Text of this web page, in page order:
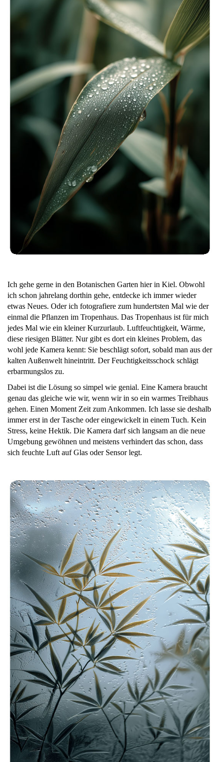
Ich gehe gerne in den Botanischen Garten hier in Kiel. Obwohl
ich schon jahrelang dorthin gehe, entdecke ich immer wieder
etwas Neues. Oder ich fotografiere zum hundertsten Mal wie der
einmal die Pflanzen im Tropenhaus. Das Tropenhaus ist für mich
jedes Mal wie ein kleiner Kurzurlaub. Luftfeuchtigkeit, Wärme,
diese riesigen Blätter. Nur gibt es dort ein kleines Problem, das
wohl jede Kamera kennt: Sie beschlägt sofort, sobald man aus der
kalten Außenwelt hineintritt. Der Feuchtigkeitsschock schlägt
erbarmungslos zu.
Dabei ist die Lösung so simpel wie genial. Eine Kamera braucht
genau das gleiche wie wir, wenn wir in so ein warmes Treibhaus
gehen. Einen Moment Zeit zum Ankommen. Ich lasse sie deshalb
immer erst in der Tasche oder eingewickelt in einem Tuch. Kein
Stress, keine Hektik. Die Kamera darf sich langsam an die neue
Umgebung gewöhnen und meistens verhindert das schon, dass
sich feuchte Luft auf Glas oder Sensor legt.